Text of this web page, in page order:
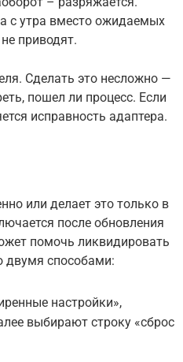
с утра вместо ожидаемых
приводят.
Сделать это несложно —
пошел ли процесс. Если
исправность адаптера.
или делает это только в
после обновления
помочь ликвидировать
двумя способами:
настройки»,
выбирают строку «сброс